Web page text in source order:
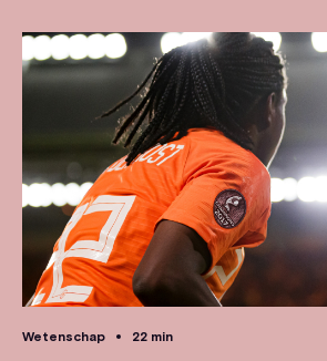
Wetenschap 22 min